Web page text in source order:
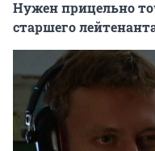
Нужен прицельно
старшего